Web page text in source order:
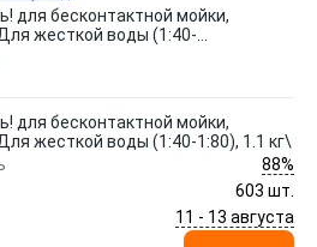
для бесконтактной мойки,
жесткой воды (1:40-
для бесконтактной мойки,
жесткой воды (1:40-1:80), 1.1 кг\
88%
603 шт.
11 - 13 августа